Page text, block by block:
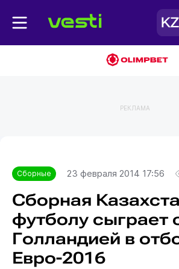
РЕКЛАМА
Сборные 23 февраля 2014 17:56
Сборная
футболу сыграет
Голландией в
Евро-2016